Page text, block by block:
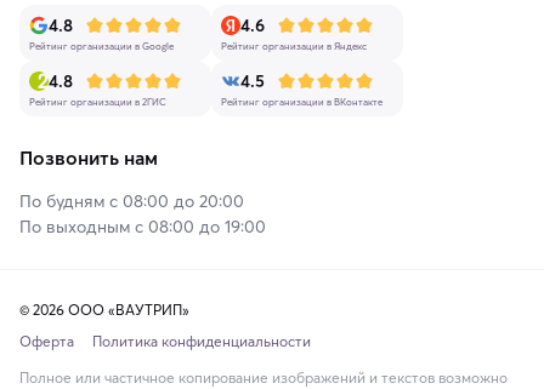
4.8
Рейтинг организации в Google
4.6
Рейтинг организации в Яндекс
4.8
Рейтинг организации в 2ГИС
4.5
Рейтинг организации в ВКонтакте
Позвонить нам
По будням с 08:00 до 20:00
По выходным с 08:00 до 19:00
© 2026 ООО «ВАУТРИП»
Оферта
Политика конфиденциальности
Полное или частичное копирование изображений и текстов возможно